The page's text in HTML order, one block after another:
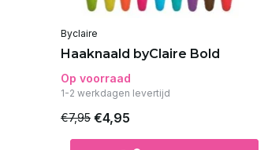
Byclaire
Haaknaald byClaire Bold
Op voorraad
1-2 werkdagen levertijd
€7,95 €4,95